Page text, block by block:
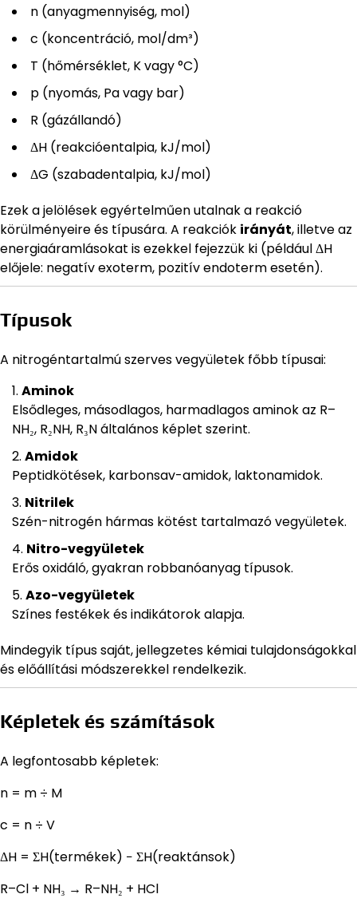
n (anyagmennyiség, mol)
c (koncentráció, mol/dm³)
T (hőmérséklet, K vagy °C)
p (nyomás, Pa vagy bar)
R (gázállandó)
ΔH (reakcióentalpia, kJ/mol)
ΔG (szabadentalpia, kJ/mol)
Ezek a jelölések egyértelműen utalnak a reakció
körülményeire és típusára. A reakciók irányát, illetve az
energiaáramlásokat is ezekkel fejezzük ki (például ΔH
előjele: negatív exoterm, pozitív endoterm esetén).
Típusok
A nitrogéntartalmú szerves vegyületek főbb típusai:
Aminok
Elsődleges, másodlagos, harmadlagos aminok az R–
NH₂, R₂NH, R₃N általános képlet szerint.
Amidok
Peptidkötések, karbonsav-amidok, laktonamidok.
Nitrilek
Szén-nitrogén hármas kötést tartalmazó vegyületek.
Nitro-vegyületek
Erős oxidáló, gyakran robbanóanyag típusok.
Azo-vegyületek
Színes festékek és indikátorok alapja.
Mindegyik típus saját, jellegzetes kémiai tulajdonságokkal
és előállítási módszerekkel rendelkezik.
Képletek és számítások
A legfontosabb képletek:
n = m ÷ M
c = n ÷ V
ΔH = ΣH(termékek) − ΣH(reaktánsok)
R–Cl + NH₃ → R–NH₂ + HCl